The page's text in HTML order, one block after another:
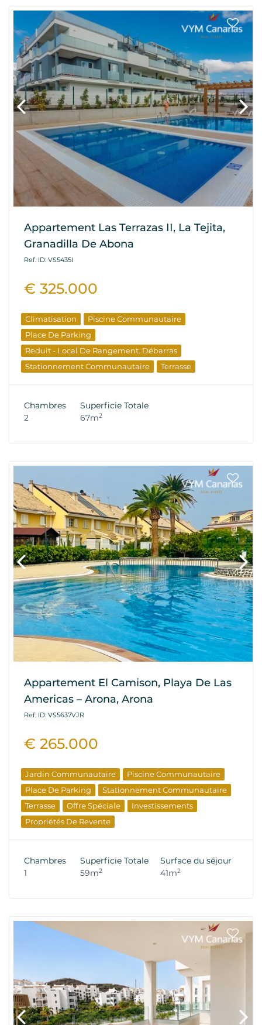
Appartement Las Terrazas II, La Tejita,
Granadilla De Abona
Ref. ID: VS5435I
€ 325.000
Climatisation
Piscine Communautaire
Place De Parking
Reduit - Local De Rangement. Débarras
Stationnement Communautaire
Terrasse
Chambres
2
Superficie Totale
67m2
Appartement El Camison, Playa De Las
Americas – Arona, Arona
Ref. ID: VS5637VJR
€ 265.000
Jardin Communautaire
Piscine Communautaire
Place De Parking
Stationnement Communautaire
Terrasse
Offre Spéciale
Investissements
Propriétés De Revente
Chambres
1
Superficie Totale
59m2
Surface du séjour
41m2